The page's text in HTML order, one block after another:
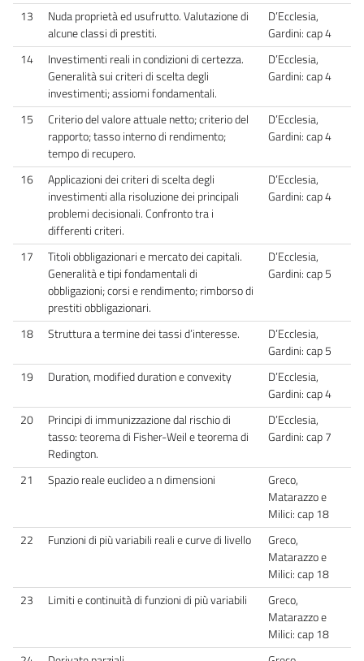
13
Nuda proprietà ed usufrutto. Valutazione di
alcune classi di prestiti.
D’Ecclesia,
Gardini: cap 4
14
Investimenti reali in condizioni di certezza.
Generalità sui criteri di scelta degli
investimenti; assiomi fondamentali.
D’Ecclesia,
Gardini: cap 4
15
Criterio del valore attuale netto; criterio del
rapporto; tasso interno di rendimento;
tempo di recupero.
D’Ecclesia,
Gardini: cap 4
16
Applicazioni dei criteri di scelta degli
investimenti alla risoluzione dei principali
problemi decisionali. Confronto tra i
differenti criteri.
D’Ecclesia,
Gardini: cap 4
17
Titoli obbligazionari e mercato dei capitali.
Generalità e tipi fondamentali di
obbligazioni; corsi e rendimento; rimborso di
prestiti obbligazionari.
D’Ecclesia,
Gardini: cap 5
18 Struttura a termine dei tassi d’interesse.
D’Ecclesia,
Gardini: cap 5
19
Duration, modified duration e convexity
D’Ecclesia,
Gardini: cap 4
20
Principi di immunizzazione dal rischio di
tasso: teorema di Fisher-Weil e teorema di
Redington.
D’Ecclesia,
Gardini: cap 7
21 Spazio reale euclideo a n dimensioni
Greco,
Matarazzo e
Milici: cap 18
22
Funzioni di più variabili reali e curve di livello
Greco,
Matarazzo e
Milici: cap 18
23
Limiti e continuità di funzioni di più variabili
Greco,
Matarazzo e
Milici: cap 18